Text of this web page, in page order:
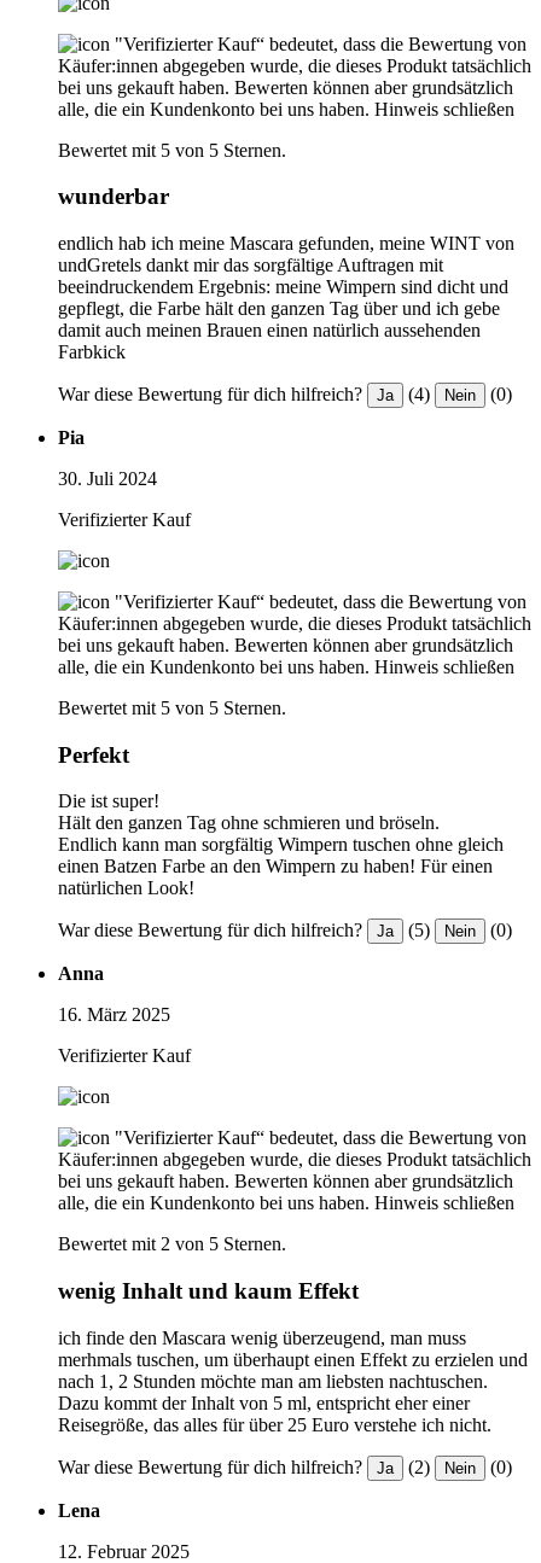
"Verifizierter Kauf“ bedeutet, dass die Bewertung von
Käufer:innen abgegeben wurde, die dieses Produkt tatsächlich
bei uns gekauft haben. Bewerten können aber grundsätzlich
alle, die ein Kundenkonto bei uns haben. Hinweis schließen
Bewertet mit 5 von 5 Sternen.
wunderbar
endlich hab ich meine Mascara gefunden, meine WINT von
undGretels dankt mir das sorgfältige Auftragen mit
beeindruckendem Ergebnis: meine Wimpern sind dicht und
gepflegt, die Farbe hält den ganzen Tag über und ich gebe
damit auch meinen Brauen einen natürlich aussehenden
Farbkick
War diese Bewertung für dich hilfreich? Ja (4) Nein (0)
Pia
30. Juli 2024
Verifizierter Kauf
"Verifizierter Kauf“ bedeutet, dass die Bewertung von
Käufer:innen abgegeben wurde, die dieses Produkt tatsächlich
bei uns gekauft haben. Bewerten können aber grundsätzlich
alle, die ein Kundenkonto bei uns haben. Hinweis schließen
Bewertet mit 5 von 5 Sternen.
Perfekt
Die ist super!
Hält den ganzen Tag ohne schmieren und bröseln.
Endlich kann man sorgfältig Wimpern tuschen ohne gleich
einen Batzen Farbe an den Wimpern zu haben! Für einen
natürlichen Look!
War diese Bewertung für dich hilfreich? Ja (5) Nein (0)
Anna
16. März 2025
Verifizierter Kauf
"Verifizierter Kauf“ bedeutet, dass die Bewertung von
Käufer:innen abgegeben wurde, die dieses Produkt tatsächlich
bei uns gekauft haben. Bewerten können aber grundsätzlich
alle, die ein Kundenkonto bei uns haben. Hinweis schließen
Bewertet mit 2 von 5 Sternen.
wenig Inhalt und kaum Effekt
ich finde den Mascara wenig überzeugend, man muss
merhmals tuschen, um überhaupt einen Effekt zu erzielen und
nach 1, 2 Stunden möchte man am liebsten nachtuschen.
Dazu kommt der Inhalt von 5 ml, entspricht eher einer
Reisegröße, das alles für über 25 Euro verstehe ich nicht.
War diese Bewertung für dich hilfreich? Ja (2) Nein (0)
Lena
12. Februar 2025